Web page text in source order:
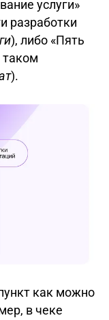
услуги»
разработки
), либо «Пять
таком
).
как можно
в чеке